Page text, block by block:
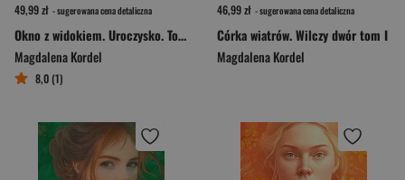
49,99 zł - sugerowana cena detaliczna
Okno z widokiem. Uroczysko. Tom 4
Magdalena Kordel
8,0 (1)
46,99 zł - sugerowana cena detaliczna
Córka wiatrów. Wilczy dwór tom I
Magdalena Kordel